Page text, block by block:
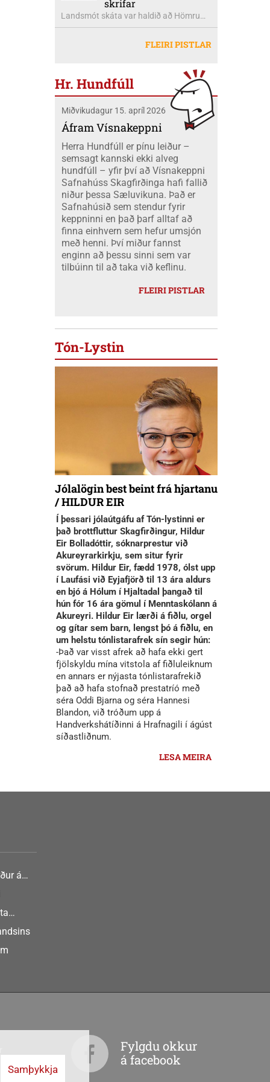
þess. Munar þar mörgum milljörðum
króna árlega. Með öðrum orðum er verið
peningum. Væri ekki nær að nota þá
FINNA eftir Heidu Karine
Jóhannesdóttur Mobeck og Kari Elise
Mobeck kl. 15:00. Auk þess verður boðið
Borghildi Óskarsdóttur, Ósk
Vilhjálmsdóttur og Huldu Ragnhildi
skrifar
Landsmót skáta var haldið að Hömrum,
Akureyri, dagana 20-26 júlí. Eilífsbúar
létu sig ekki vanta þangað og fóru átta
Við áttum einnig fólk í fjölskyldubúðum,
fengum aukahendur til að aðstoða í
"matartjaldinu" og síðan komu margir úr
félaginu okkar í heimsókn til okkar á
opna deginum. Landsmót skáta er
stærsti viðburður skátahreyfingarinnar
og voru að þessu sinni um 1100
þátttakendur frá fjöldamörgum þjóðum
en flestir af erlendu skátunum komu frá
Kanada eða um 400 skátar.
FLEIRI PISTLAR
Hr. Hundfúll
Miðvikudagur 15. apríl 2026
Áfram Vísnakeppni
Herra Hundfúll er pínu leiður –
semsagt kannski ekki alveg
hundfúll – yfir því að Vísnakeppni
Safnahúss Skagfirðinga hafi fallið
niður þessa Sæluvikuna. Það er
Safnahúsið sem stendur fyrir
keppninni en það þarf alltaf að
finna einhvern sem hefur umsjón
með henni. Því miður fannst
enginn að þessu sinni sem var
tilbúinn til að taka við keflinu.
FLEIRI PISTLAR
Tón-Lystin
Jólalögin best beint frá hjartanu
/ HILDUR EIR
Í þessari jólaútgáfu af Tón-lystinni er
það brottfluttur Skagfirðingur, Hildur
Eir Bolladóttir, sóknarprestur við
Akureyrarkirkju, sem situr fyrir
svörum. Hildur Eir, fædd 1978, ólst upp
í Laufási við Eyjafjörð til 13 ára aldurs
en bjó á Hólum í Hjaltadal þangað til
hún fór 16 ára gömul í Menntaskólann á
Akureyri. Hildur Eir lærði á fiðlu, orgel
og gítar sem barn, lengst þó á fiðlu, en
um helstu tónlistarafrek sín segir hún:
-Það var visst afrek að hafa ekki gert
fjölskyldu mína vitstola af fiðluleiknum
en annars er nýjasta tónlistarafrekið
það að hafa stofnað prestatríó með
séra Oddi Bjarna og séra Hannesi
Blandon, við tróðum upp á
Handverkshátíðinni á Hrafnagili í ágúst
síðastliðnum.
LESA MEIRA
á
Fylgdu okkur
á facebook
Samþykkja